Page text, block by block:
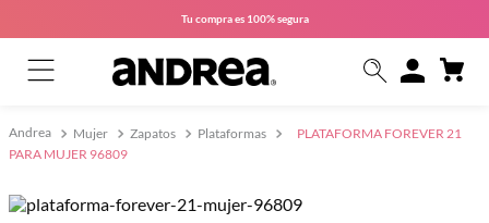
Tu compra es 100% segura
Mujer Zapatos Plataformas
PLATAFORMA FOREVER 21
PARA MUJER 96809